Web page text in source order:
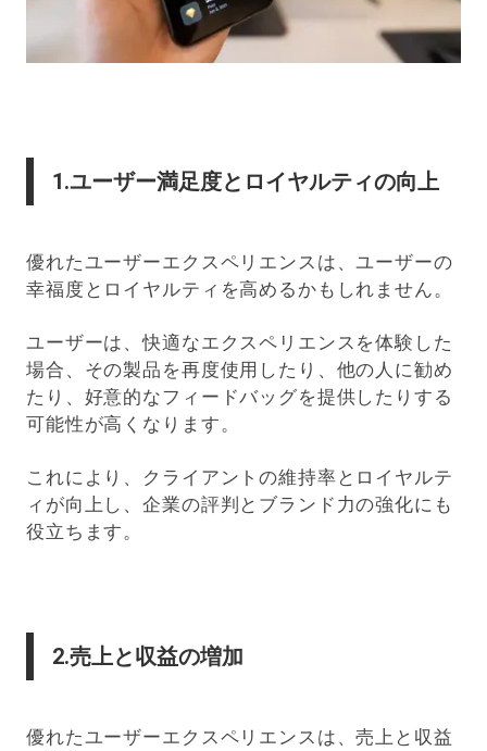
1.ユーザー満足度とロイヤルティの向上
優れたユーザーエクスペリエンスは、ユーザーの
幸福度とロイヤルティを高めるかもしれません。
ユーザーは、快適なエクスペリエンスを体験した
場合、その製品を再度使用したり、他の人に勧め
たり、好意的なフィードバッグを提供したりする
可能性が高くなります。
これにより、クライアントの維持率とロイヤルテ
ィが向上し、企業の評判とブランド力の強化にも
役立ちます。
2.売上と収益の増加
優れたユーザーエクスペリエンスは、売上と収益